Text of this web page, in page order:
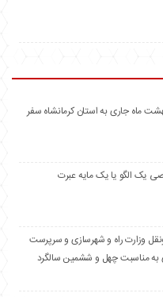
ماه جاری به استان کرمانشاه سفر
یک الگو یا یک مایه عبرت
وزارت راه و شهرسازی و سرپرست
به مناسبت چهل و ششمین سالگرد